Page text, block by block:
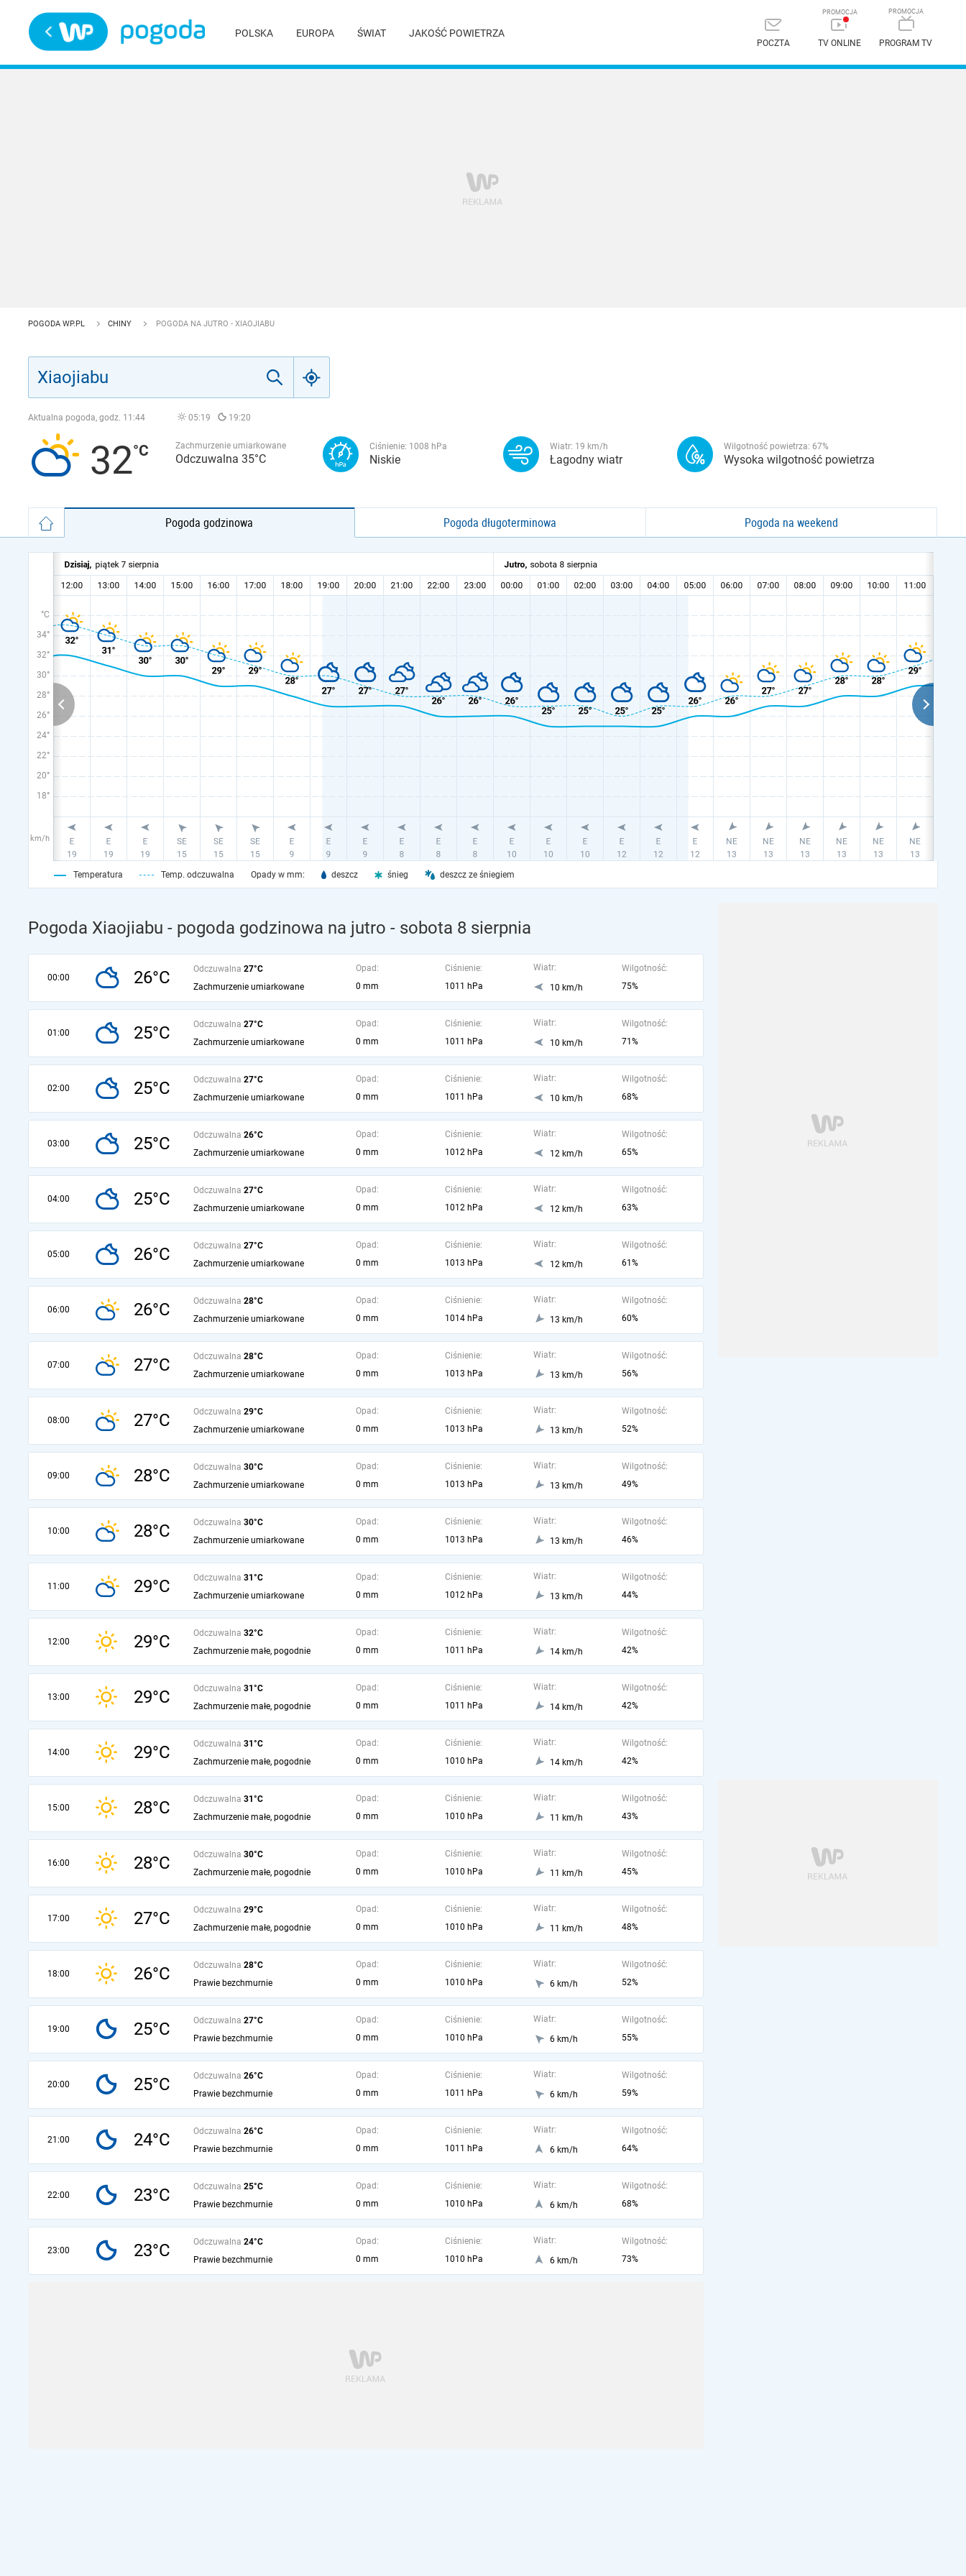
POLSKA EUROPA ŚWIAT JAKOŚĆ POWIETRZA
POCZTA TV ONLINE PROGRAM TV
POGODA WP.PL CHINY POGODA NA JUTRO - XIAOJIABU
Aktualna pogoda, godz. 11:44 05:19 19:20
32 Zachmurzenie umiarkowane
Odczuwalna 35°C
Ciśnienie: 1008 hPa
Niskie
Wiatr: 19 km/h
Łagodny wiatr
Wilgotność powietrza: 67%
Wysoka wilgotność powietrza
Pogoda godzinowa Pogoda długoterminowa Pogoda na weekend
°C
34°
32°
30°
28°
26°
24°
22°
20°
18°
km/h
Temperatura Temp. odczuwalna Opady w mm: deszcz śnieg deszcz ze śniegiem
Pogoda Xiaojiabu - pogoda godzinowa na jutro - sobota 8 sierpnia
00:00 26°C Odczuwalna 27°C
Zachmurzenie umiarkowane
Opad:
0 mm
Ciśnienie:
1011 hPa
Wiatr:
10 km/h
Wilgotność:
75%
01:00 25°C Odczuwalna 27°C
Zachmurzenie umiarkowane
Opad:
0 mm
Ciśnienie:
1011 hPa
Wiatr:
10 km/h
Wilgotność:
71%
02:00 25°C Odczuwalna 27°C
Zachmurzenie umiarkowane
Opad:
0 mm
Ciśnienie:
1011 hPa
Wiatr:
10 km/h
Wilgotność:
68%
03:00 25°C Odczuwalna 26°C
Zachmurzenie umiarkowane
Opad:
0 mm
Ciśnienie:
1012 hPa
Wiatr:
12 km/h
Wilgotność:
65%
04:00 25°C Odczuwalna 27°C
Zachmurzenie umiarkowane
Opad:
0 mm
Ciśnienie:
1012 hPa
Wiatr:
12 km/h
Wilgotność:
63%
05:00 26°C Odczuwalna 27°C
Zachmurzenie umiarkowane
Opad:
0 mm
Ciśnienie:
1013 hPa
Wiatr:
12 km/h
Wilgotność:
61%
06:00 26°C Odczuwalna 28°C
Zachmurzenie umiarkowane
Opad:
0 mm
Ciśnienie:
1014 hPa
Wiatr:
13 km/h
Wilgotność:
60%
07:00 27°C Odczuwalna 28°C
Zachmurzenie umiarkowane
Opad:
0 mm
Ciśnienie:
1013 hPa
Wiatr:
13 km/h
Wilgotność:
56%
08:00 27°C Odczuwalna 29°C
Zachmurzenie umiarkowane
Opad:
0 mm
Ciśnienie:
1013 hPa
Wiatr:
13 km/h
Wilgotność:
52%
09:00 28°C Odczuwalna 30°C
Zachmurzenie umiarkowane
Opad:
0 mm
Ciśnienie:
1013 hPa
Wiatr:
13 km/h
Wilgotność:
49%
10:00 28°C Odczuwalna 30°C
Zachmurzenie umiarkowane
Opad:
0 mm
Ciśnienie:
1013 hPa
Wiatr:
13 km/h
Wilgotność:
46%
11:00 29°C Odczuwalna 31°C
Zachmurzenie umiarkowane
Opad:
0 mm
Ciśnienie:
1012 hPa
Wiatr:
13 km/h
Wilgotność:
44%
12:00 29°C Odczuwalna 32°C
Zachmurzenie małe, pogodnie
Opad:
0 mm
Ciśnienie:
1011 hPa
Wiatr:
14 km/h
Wilgotność:
42%
13:00 29°C Odczuwalna 31°C
Zachmurzenie małe, pogodnie
Opad:
0 mm
Ciśnienie:
1011 hPa
Wiatr:
14 km/h
Wilgotność:
42%
14:00 29°C Odczuwalna 31°C
Zachmurzenie małe, pogodnie
Opad:
0 mm
Ciśnienie:
1010 hPa
Wiatr:
14 km/h
Wilgotność:
42%
15:00 28°C Odczuwalna 31°C
Zachmurzenie małe, pogodnie
Opad:
0 mm
Ciśnienie:
1010 hPa
Wiatr:
11 km/h
Wilgotność:
43%
16:00 28°C Odczuwalna 30°C
Zachmurzenie małe, pogodnie
Opad:
0 mm
Ciśnienie:
1010 hPa
Wiatr:
11 km/h
Wilgotność:
45%
17:00 27°C Odczuwalna 29°C
Zachmurzenie małe, pogodnie
Opad:
0 mm
Ciśnienie:
1010 hPa
Wiatr:
11 km/h
Wilgotność:
48%
18:00 26°C Odczuwalna 28°C
Prawie bezchmurnie
Opad:
0 mm
Ciśnienie:
1010 hPa
Wiatr:
6 km/h
Wilgotność:
52%
19:00 25°C Odczuwalna 27°C
Prawie bezchmurnie
Opad:
0 mm
Ciśnienie:
1010 hPa
Wiatr:
6 km/h
Wilgotność:
55%
20:00 25°C Odczuwalna 26°C
Prawie bezchmurnie
Opad:
0 mm
Ciśnienie:
1011 hPa
Wiatr:
6 km/h
Wilgotność:
59%
21:00 24°C Odczuwalna 26°C
Prawie bezchmurnie
Opad:
0 mm
Ciśnienie:
1011 hPa
Wiatr:
6 km/h
Wilgotność:
64%
22:00 23°C Odczuwalna 25°C
Prawie bezchmurnie
Opad:
0 mm
Ciśnienie:
1010 hPa
Wiatr:
6 km/h
Wilgotność:
68%
23:00 23°C Odczuwalna 24°C
Prawie bezchmurnie
Opad:
0 mm
Ciśnienie:
1010 hPa
Wiatr:
6 km/h
Wilgotność:
73%